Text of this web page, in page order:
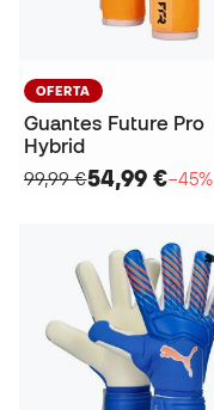
OFERTA
Guantes Future Pro
Hybrid
99,99 €54,99 €−45%